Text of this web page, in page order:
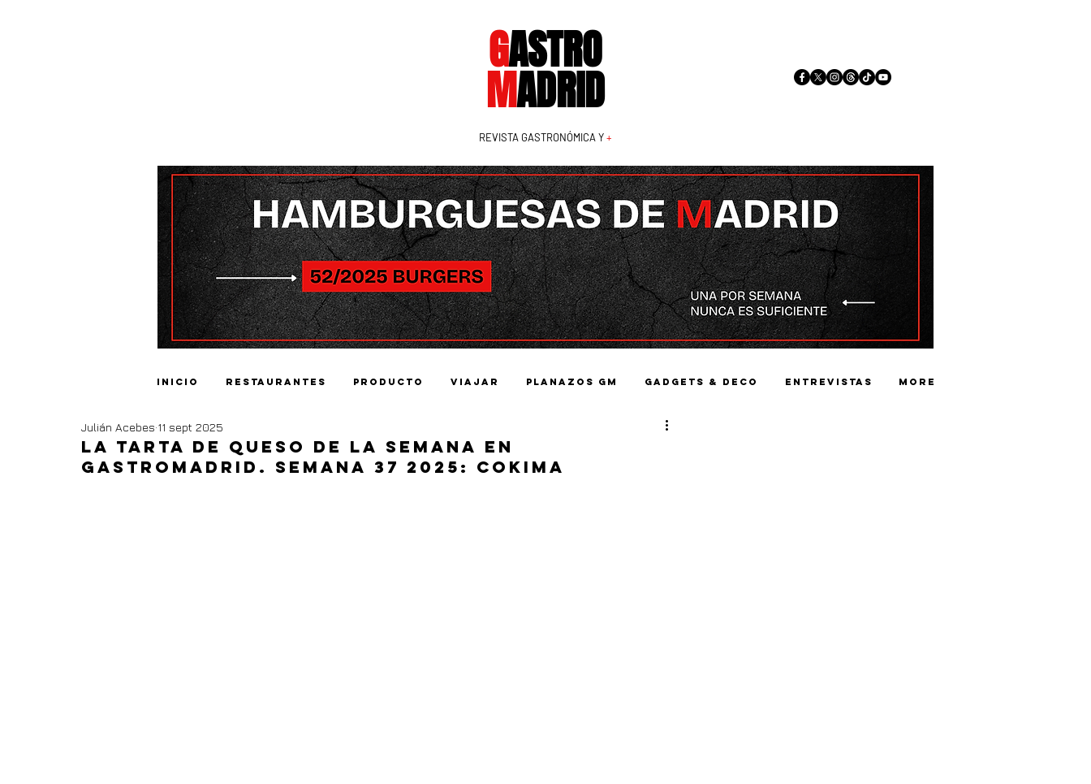
GASTRO
MADRID
REVISTA GASTRONÓMICA Y+
Inicio Restaurantes Producto Viajar Planazos GM Gadgets & Deco Entrevistas More
La tarta de queso de la semana en
GastroMadrid. Semana 37 2025: Cokima
Julián Acebes 11 sept 2025